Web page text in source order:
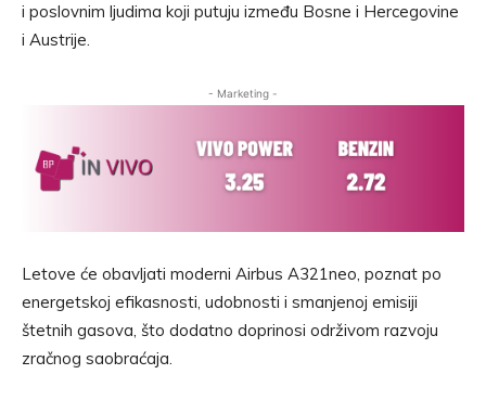
i poslovnim ljudima koji putuju između Bosne i Hercegovine
i Austrije.
- Marketing -
Letove će obavljati moderni Airbus A321neo, poznat po
energetskoj efikasnosti, udobnosti i smanjenoj emisiji
štetnih gasova, što dodatno doprinosi održivom razvoju
zračnog saobraćaja.